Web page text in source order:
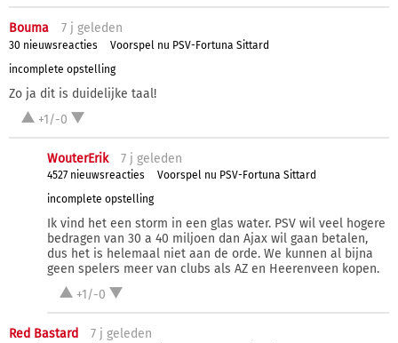
Bouma 7 j geleden
30 nieuwsreacties
Voorspel nu PSV-Fortuna Sittard
incomplete opstelling
Zo ja dit is duidelijke taal!
+1/-0
WouterErik 7 j geleden
4527 nieuwsreacties
Voorspel nu PSV-Fortuna Sittard
incomplete opstelling
Ik vind het een storm in een glas water. PSV wil veel hogere
bedragen van 30 a 40 miljoen dan Ajax wil gaan betalen,
dus het is helemaal niet aan de orde. We kunnen al bijna
geen spelers meer van clubs als AZ en Heerenveen kopen.
+1/-0
Red Bastard 7 j geleden